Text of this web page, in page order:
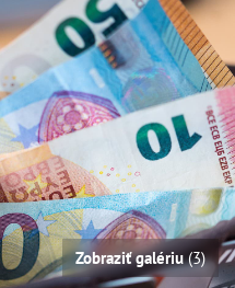
Zobraziť galériu(3)